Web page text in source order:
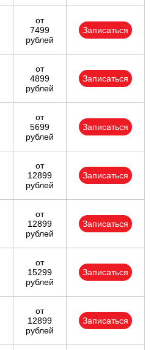
от
7499
рублей
Записаться
от
4899
рублей
Записаться
от
5699
рублей
Записаться
от
12899
рублей
Записаться
от
12899
рублей
Записаться
от
15299
рублей
Записаться
от
12899
рублей
Записаться